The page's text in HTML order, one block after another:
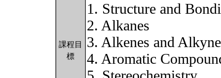
課程目
標
1. Structure and
2. Alkanes
3. Alkenes and
4. Aromatic